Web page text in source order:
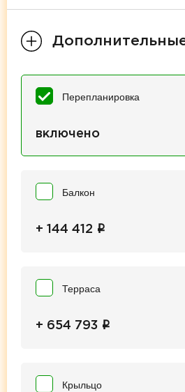
Перепланировка
включено
Балкон
+ 144 412 i
Терраса
+ 654 793 i
Крыльцо